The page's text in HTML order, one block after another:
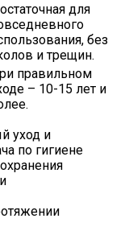
для
без
и трещин.
правильном
– 10-15 лет и
уход и
по гигиене